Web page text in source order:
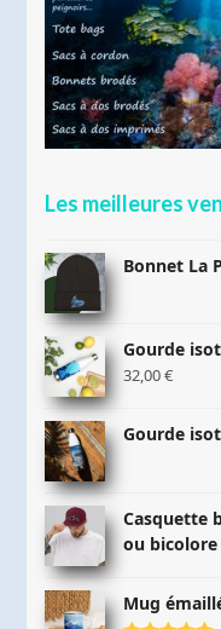
Les meilleures
Bonnet La
Gourde
32,00€
Gourde
Casquette
ou bicolore
Mug